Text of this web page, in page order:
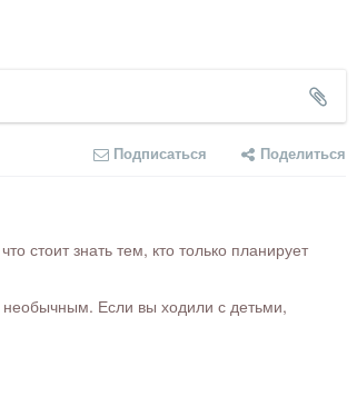
Подписаться Поделиться
стоит знать тем, кто только планирует
необычным. Если вы ходили с детьми,